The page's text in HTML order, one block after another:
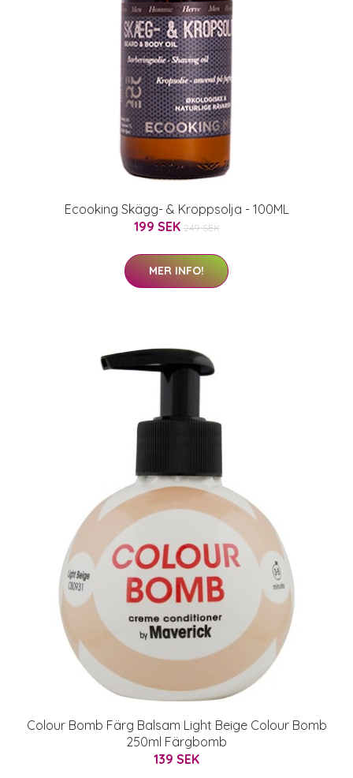
Ecooking Skägg- & Kroppsolja - 100ML
199 SEK 249 SEK
MER INFO!
Colour Bomb Färg Balsam Light Beige Colour Bomb
250ml Färgbomb
139 SEK